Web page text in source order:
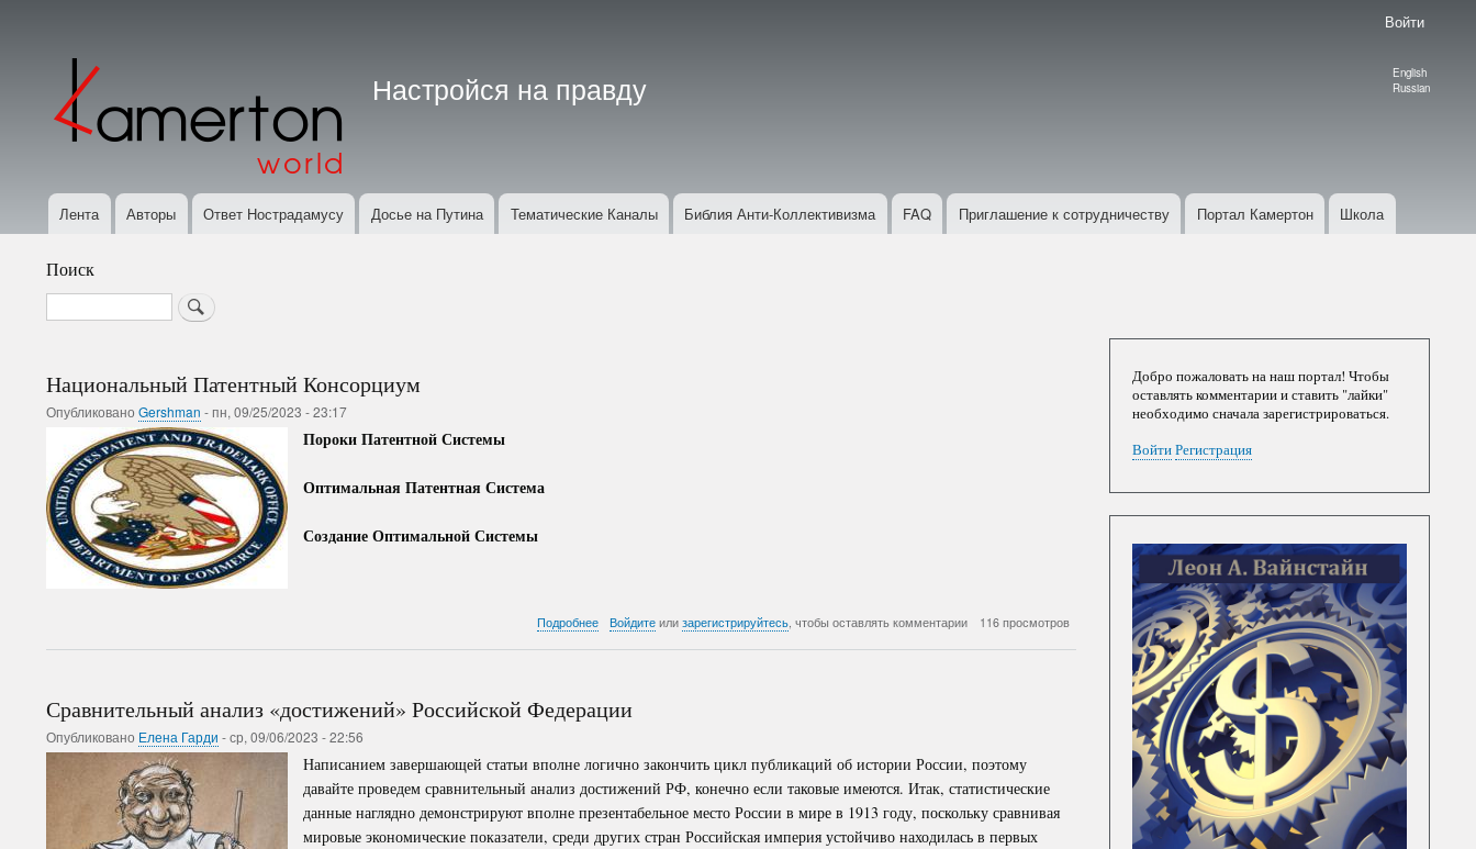
учётной
записи
пользователя
Войти
Language
English
Russian
Настройся на правду
Основная
Лента Авторы Ответ Нострадамусу Досье на Путина Тематические Каналы Библия Анти-Коллективизма FAQ Приглашение к сотрудничеству Портал Камертон Школа
Поиск
Search
Национальный Патентный Консорциум
Опубликовано Gershman -пн, 09/25/2023 - 23:17
Пороки Патентной Системы
Оптимальная Патентная Система
Создание Оптимальной Системы
Подробнеео
Войдите илизарегистрируйтесь, чтобы оставлять комментарии 116 просмотров
Сравнительный анализ «достижений» Российской Федерации
Опубликовано Елена Гарди -ср, 09/06/2023 - 22:56
Написанием завершающей статьи вполне логично закончить цикл публикаций об истории России, поэтому
давайте проведем сравнительный анализ достижений РФ, конечно если таковые имеются. Итак, статистические
данные наглядно демонстрируют вполне презентабельное место России в мире в 1913 году, поскольку сравнивая
мировые экономические показатели, среди других стран Российская империя устойчиво находилась в первых
Добро пожаловать на наш портал! Чтобы
оставлять комментарии и ставить "лайки"
необходимо сначала зарегистрироваться.
Войти Регистрация